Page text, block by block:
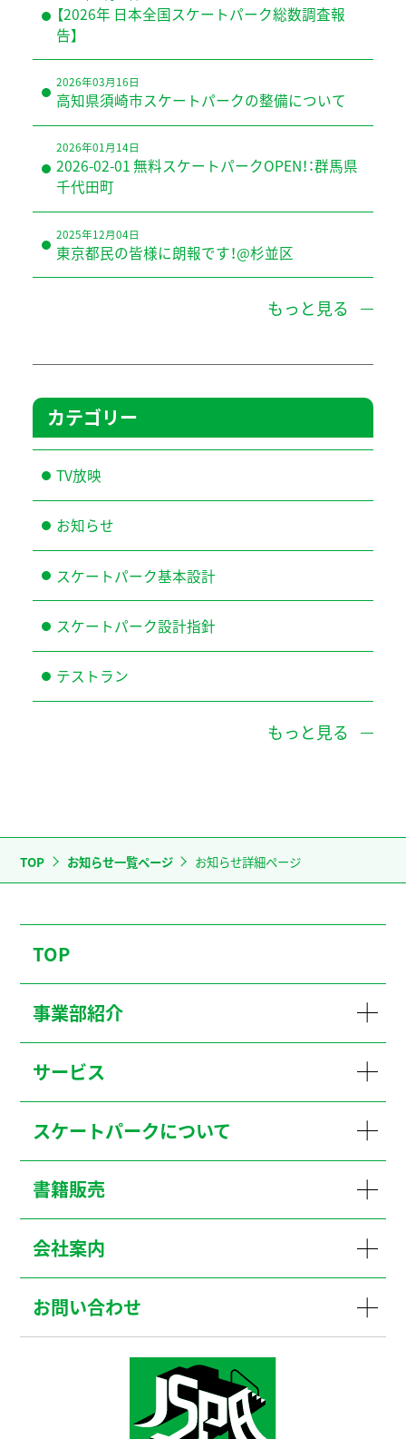
【2026年 日本全国スケートパーク総数調査報
告】
2026年03月16日
高知県須崎市スケートパークの整備について
2026年01月14日
2026-02-01 無料スケートパークOPEN！：群馬県
千代田町
2025年12月04日
東京都民の皆様に朗報です！@杉並区
もっと見る
カテゴリー
TV放映
お知らせ
スケートパーク基本設計
スケートパーク設計指針
テストラン
もっと見る
TOP お知らせ一覧ページ お知らせ詳細ページ
TOP
事業部紹介
サービス
スケートパークについて
書籍販売
会社案内
お問い合わせ